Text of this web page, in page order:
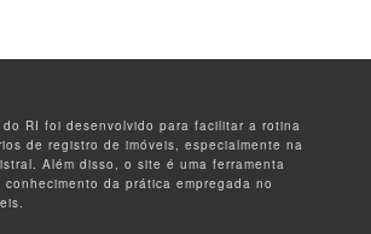
RI foi desenvolvido para facilitar a rotina
de registro de imóveis, especialmente na
Além disso, o site é uma ferramenta
da prática empregada no